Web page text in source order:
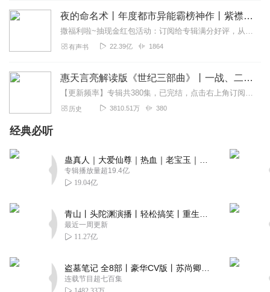
夜的命名术丨年度都市异能霸榜神作丨紫襟领衔有声剧
撒福利啦~抽现金红包活动：订阅给专辑满分好评，从12月1日到30日，每天在专辑评价区抽1个188现金红包内容简介蓝与紫的霓虹中，浓密的钢铁苍穹下，数据洪流的前端...
有声书 22.39亿 1864
惠天言亮解读版《世纪三部曲》丨一战、二战、冷战
【更新频率】专辑共380集，已完结，点击右上角订阅按钮，VIP免费听！【社群福利】2024熊猫君听书社群全新升级，欢迎熊猫君的粉丝听友们入群交流，更多新鲜玩法和...
历史 3810.51万 380
经典必听
专辑播放量超19.4亿
19.04亿
最近一周更新
11.27亿
连载节目超七百集